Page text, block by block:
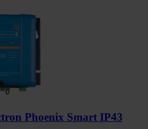
Phoenix Smart IP43